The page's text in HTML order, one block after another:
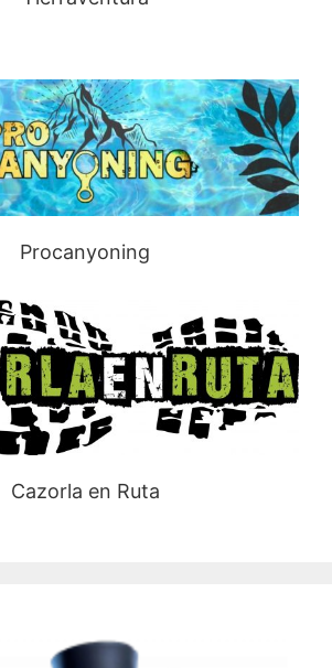
Procanyoning
Cazorla en Ruta